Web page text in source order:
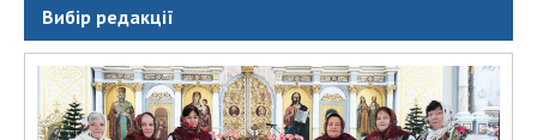
Вибір редакції